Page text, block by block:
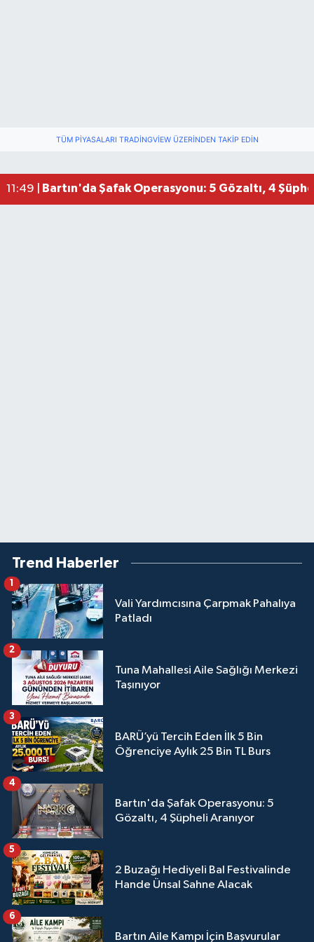
TÜM PIYASALARI TRADINGVIEW ÜZERINDEN TAKIP EDIN
11:49 | Bartın'da Şafak Operasyonu: 5 Gözaltı, 4
Trend Haberler
Vali Yardımcısına Çarpmak Pahalıya
Patladı
1
Tuna Mahallesi Aile Sağlığı Merkezi
Taşınıyor
2
BARÜ’yü Tercih Eden İlk 5 Bin
Öğrenciye Aylık 25 Bin TL Burs
3
Bartın'da Şafak Operasyonu: 5
Gözaltı, 4 Şüpheli Aranıyor
4
2 Buzağı Hediyeli Bal Festivalinde
Hande Ünsal Sahne Alacak
5
Bartın Aile Kampı İçin Başvurular
6